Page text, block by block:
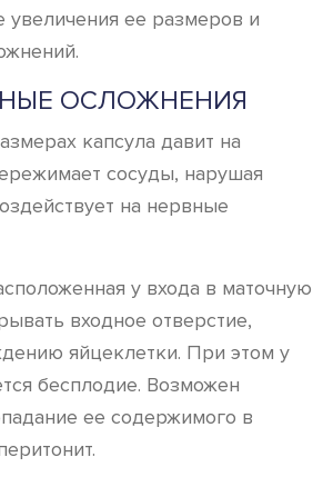
увеличения ее размеров и
ОСЛОЖНЕНИЯ
капсула давит на
сосуды, нарушая
на нервные
у входа в маточную
входное отверстие,
яйцеклетки. При этом у
бесплодие. Возможен
ее содержимого в